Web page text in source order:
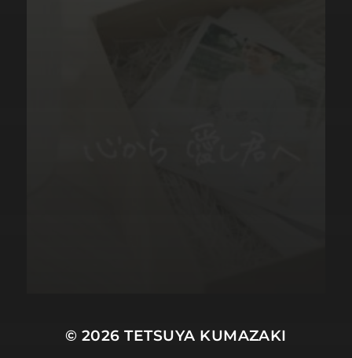
© 2026TETSUYA KUMAZAKI